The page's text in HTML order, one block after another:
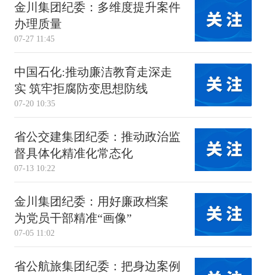
金川集团纪委：多维度提升案件
办理质量
07-27 11:45
中国石化:推动廉洁教育走深走
实 筑牢拒腐防变思想防线
07-20 10:35
省公交建集团纪委：推动政治监
督具体化精准化常态化
07-13 10:22
金川集团纪委：用好廉政档案
为党员干部精准“画像”
07-05 11:02
省公航旅集团纪委：把身边案例